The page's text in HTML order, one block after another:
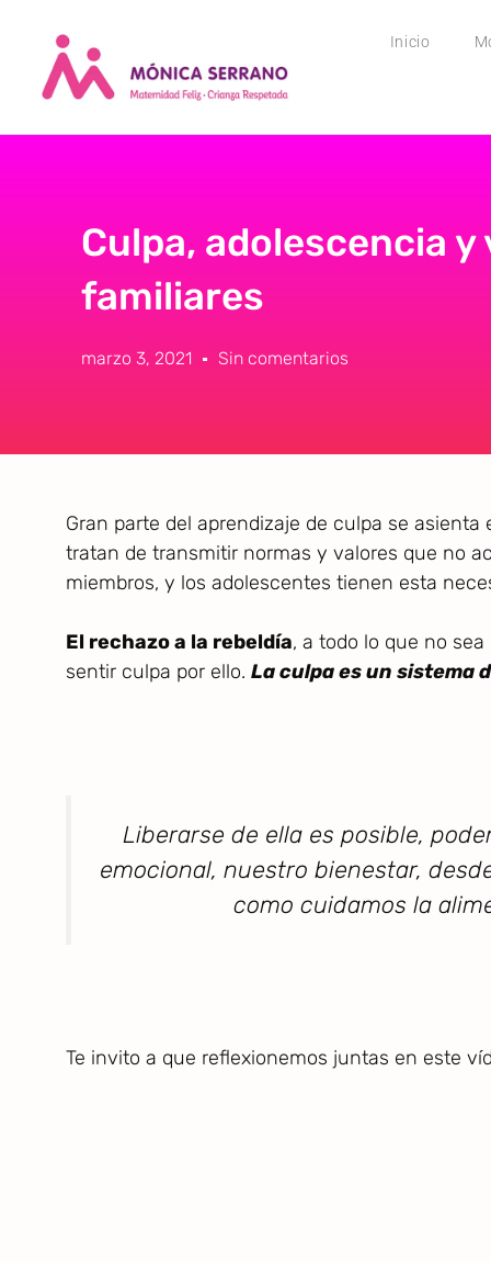
Inicio
Culpa, adolescencia y
familiares
marzo 3, 2021 Sin comentarios
Gran parte del aprendizaje de culpa se asienta
tratan de transmitir normas y valores que no
miembros, y los adolescentes tienen esta
El rechazo a la rebeldía, a todo lo que no
sentir culpa por ello. La culpa es un sistema
Liberarse de ella es posible,
emocional, nuestro bienestar,
como cuidamos la
Te invito a que reflexionemos juntas en este